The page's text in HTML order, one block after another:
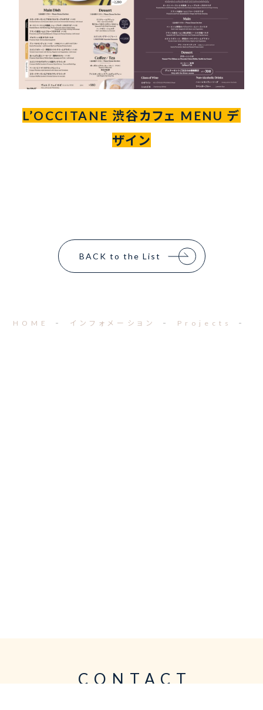
L’OCCITANE 渋谷カフェ MENU デ
ザイン
BACK to the List
HOME インフォメーション Projects
CONTACT